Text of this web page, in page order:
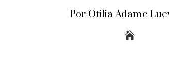
Por Otilia Adame